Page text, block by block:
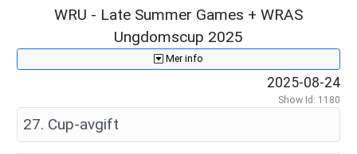
WRU - Late Summer Games + WRAS
Ungdomscup 2025
Mer info
2025-08-24
Show Id: 1180
27. Cup-avgift